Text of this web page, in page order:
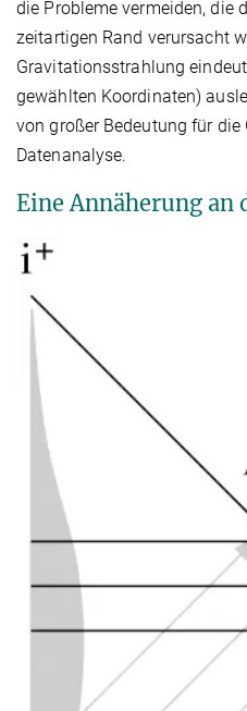
die Probleme vermeiden, die
zeitartigen Rand verursacht
Gravitationsstrahlung
gewählten Koordinaten)
von großer Bedeutung für
Datenanalyse.
Eine Annäherung